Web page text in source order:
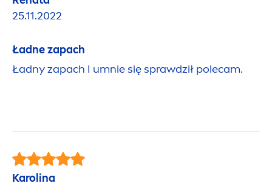
25.11.2022
Ładne zapach
Ładny zapach I umnie się sprawdził polecam.
Karolina